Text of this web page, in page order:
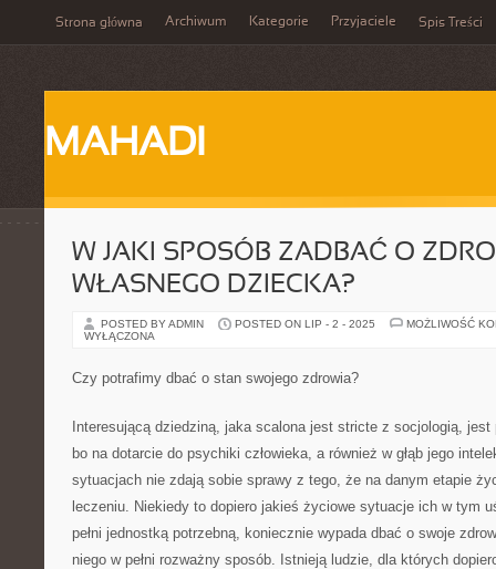
Strona główna Archiwum Kategorie Przyjaciele Spis Treści
MAHADI
W JAKI SPOSÓB ZADBAĆ O
WŁASNEGO DZIECKA?
POSTED BY ADMIN POSTED ON LIP - 2 - 2025
MOŻLIWOŚĆ
WYŁĄCZONA
Czy potrafimy dbać o stan swojego zdrowia?
Interesującą dziedziną, jaka scalona jest stricte z socjologią,
bo na dotarcie do psychiki człowieka, a również w głąb jego
sytuacjach nie zdają sobie sprawy z tego, że na danym etapie
leczeniu. Niekiedy to dopiero jakieś życiowe sytuacje ich w tym
pełni jednostką potrzebną, koniecznie wypada dbać o swoje
niego w pełni rozważny sposób. Istnieją ludzie, dla których